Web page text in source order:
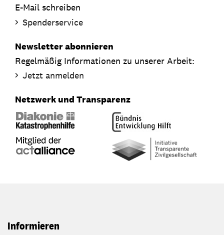
E-Mail schreiben
Spenderservice
Newsletter abonnieren
Regelmäßig Informationen zu unserer Arbeit:
Jetzt anmelden
Netzwerk und Transparenz
Informieren